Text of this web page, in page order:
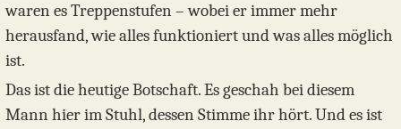
waren es Treppenstufen – wobei er immer mehr
herausfand, wie alles funktioniert und was alles möglich
ist.
Das ist die heutige Botschaft. Es geschah bei diesem
Mann hier im Stuhl, dessen Stimme ihr hört. Und es ist